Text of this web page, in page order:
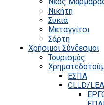
Νικήτη
Συκιά
Μεταγγίτσι
Σάρτη
Χρήσιμοι Σύνδεσμοι
Τουρισμός
ΕΣΠΑ
CLLD/